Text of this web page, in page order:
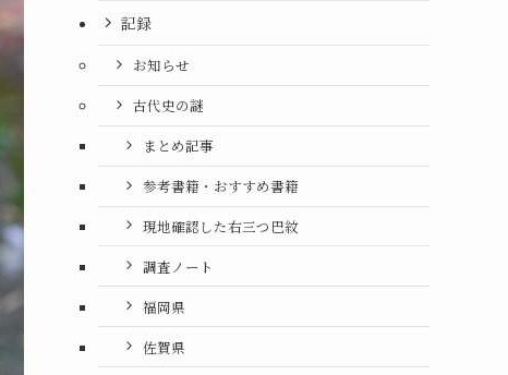
記録
お知らせ
古代史の謎
まとめ記事
参考書籍・おすすめ書籍
現地確認した右三つ巴紋
調査ノート
福岡県
佐賀県